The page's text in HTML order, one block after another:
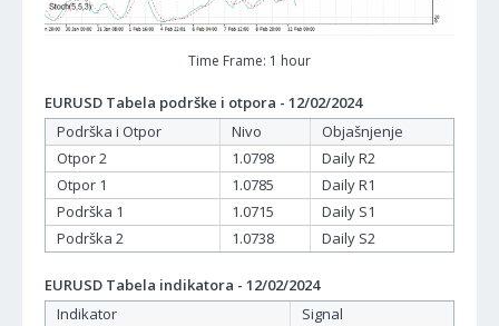
Time Frame: 1 hour
EURUSD Tabela podrške i otpora - 12/02/2024
Podrška i Otpor
Nivo
Objašnjenje
Otpor 2
1.0798
Daily R2
Otpor 1
1.0785
Daily R1
Podrška 1
1.0715
Daily S1
Podrška 2
1.0738 Daily S2
EURUSD Tabela indikatora - 12/02/2024
Indikator
Signal